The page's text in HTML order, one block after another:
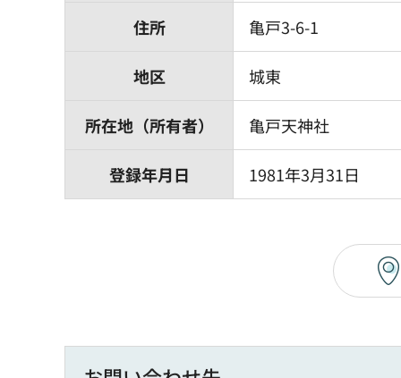
住所 亀戸3-6-1
地区 城東
所在地（所有者） 亀戸天神社
登録年月日 1981年3月31日